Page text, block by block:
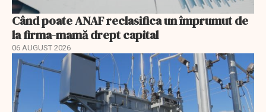
Când poate ANAF reclasifica un împrumut de
la firma-mamă drept capital
06 AUGUST 2026